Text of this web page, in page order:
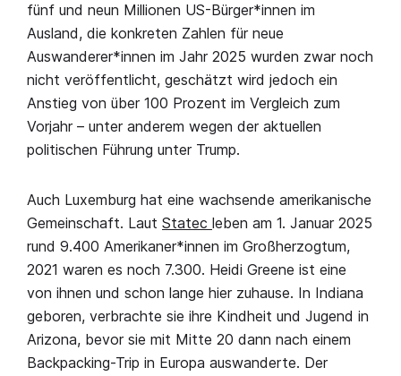
fünf und neun Millionen US-Bürger*innen im
Ausland, die konkreten Zahlen für neue
Auswanderer*innen im Jahr 2025 wurden zwar noch
nicht veröffentlicht, geschätzt wird jedoch ein
Anstieg von über 100 Prozent im Vergleich zum
Vorjahr – unter anderem wegen der aktuellen
politischen Führung unter Trump.
Auch Luxemburg hat eine wachsende amerikanische
Gemeinschaft. Laut Statec leben am 1. Januar 2025
rund 9.400 Amerikaner*innen im Großherzogtum,
2021 waren es noch 7.300. Heidi Greene ist eine
von ihnen und schon lange hier zuhause. In Indiana
geboren, verbrachte sie ihre Kindheit und Jugend in
Arizona, bevor sie mit Mitte 20 dann nach einem
Backpacking-Trip in Europa auswanderte. Der